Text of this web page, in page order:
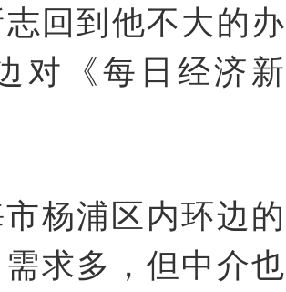
回到他不大的办
对《每日经济新
杨浦区内环边的
求多，但中介也